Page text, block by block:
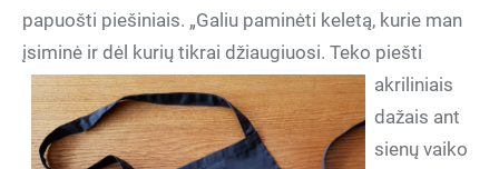
papuošti piešiniais. „Galiu paminėti keletą, kurie man
įsiminė ir dėl kurių tikrai džiaugiuosi. Teko piešti
akriliniais
dažais ant
sienų vaiko